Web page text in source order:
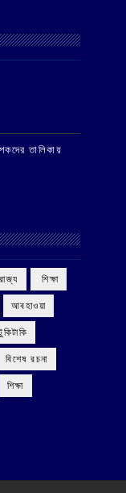
তালিকায়
‌ রাজ্য ‌ শিক্ষা
আবহাওয়া
বিশেষ রচনা
শিক্ষা